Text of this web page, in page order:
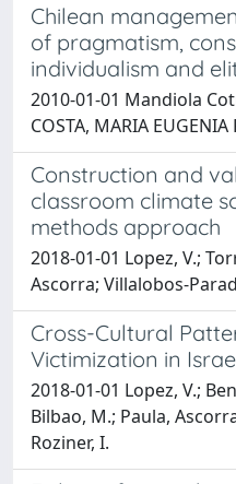
Chilean
of pragmatism,
individualism and
2010-01-01 Mandiola
COSTA, MARIA EUGENIA
Construction and
classroom climate
methods approach
2018-01-01 Lopez, V.;
Ascorra; Villalobos-
Cross-Cultural
Victimization in
2018-01-01 Lopez, V.;
Bilbao, M.; Paula,
Roziner, I.